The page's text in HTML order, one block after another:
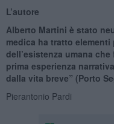
L’autore
Alberto Martini è stato
medica ha tratto
dell’esistenza umana
prima esperienza
dalla vita breve” (Porto
Pierantonio Pardi